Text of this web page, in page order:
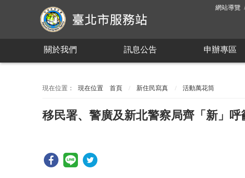
網站導覽
關於我們 訊息公告 申辦專區
現在位置 首頁 新住民寫真 活動萬花筒
移民署、警廣及新北警察局齊「新」